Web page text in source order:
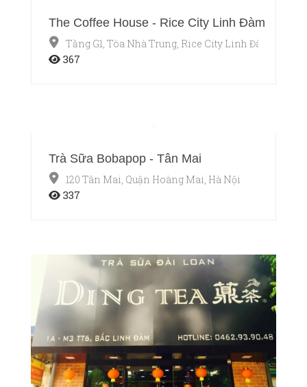
The Coffee House - Rice City Linh Đàm
Tầng G1, Tòa Nhà Trung, Rice City Linh Đàm, Quận
367
Trà Sữa Bobapop - Tân Mai
120 Tân Mai, Quận Hoàng Mai, Hà Nội
337